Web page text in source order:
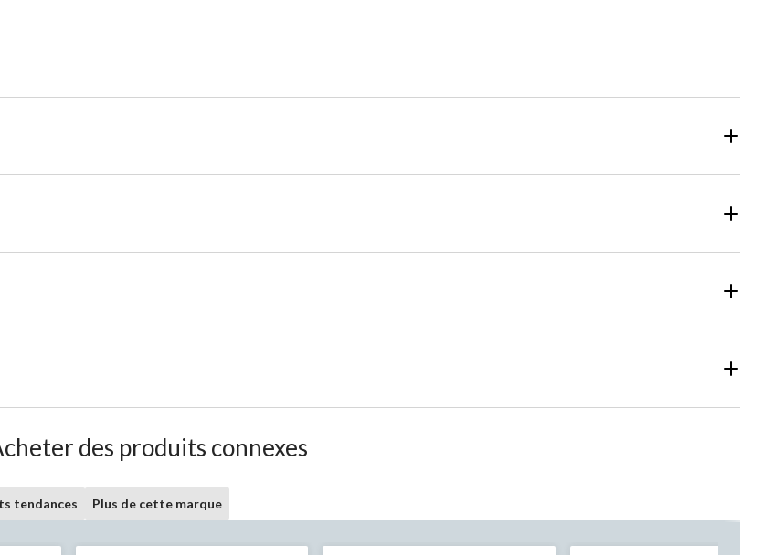
des produits connexes
tendances Plus de cette marque